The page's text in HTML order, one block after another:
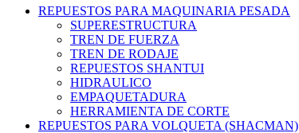
REPUESTOS PARA MAQUINARIA PESADA
SUPERESTRUCTURA
TREN DE FUERZA
TREN DE RODAJE
REPUESTOS SHANTUI
HIDRAULICO
EMPAQUETADURA
HERRAMIENTA DE CORTE
REPUESTOS PARA VOLQUETA (SHACMAN)